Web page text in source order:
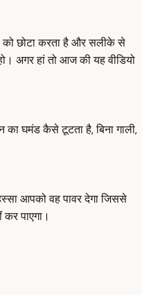
छोटा करता है और सलीके से
अगर हां तो आज की यह वीडियो
घमंड कैसे टूटता है, बिना गाली,
आपको वह पावर देगा जिससे
पाएगा।